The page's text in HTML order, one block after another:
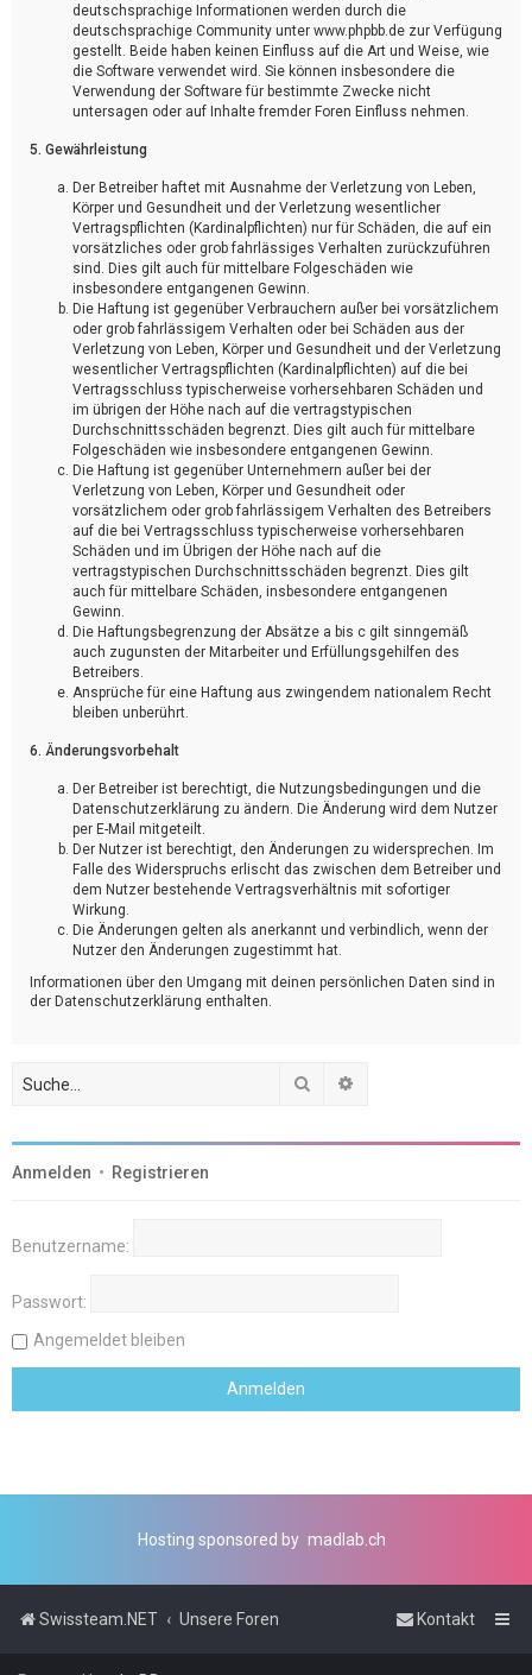
deutschsprachige Informationen werden durch die
deutschsprachige Community unter www.phpbb.de zur Verfügung
gestellt. Beide haben keinen Einfluss auf die Art und Weise, wie
die Software verwendet wird. Sie können insbesondere die
Verwendung der Software für bestimmte Zwecke nicht
untersagen oder auf Inhalte fremder Foren Einfluss nehmen.
5. Gewährleistung
Der Betreiber haftet mit Ausnahme der Verletzung von Leben,
Körper und Gesundheit und der Verletzung wesentlicher
Vertragspflichten (Kardinalpflichten) nur für Schäden, die auf ein
vorsätzliches oder grob fahrlässiges Verhalten zurückzuführen
sind. Dies gilt auch für mittelbare Folgeschäden wie
insbesondere entgangenen Gewinn.
Die Haftung ist gegenüber Verbrauchern außer bei vorsätzlichem
oder grob fahrlässigem Verhalten oder bei Schäden aus der
Verletzung von Leben, Körper und Gesundheit und der Verletzung
wesentlicher Vertragspflichten (Kardinalpflichten) auf die bei
Vertragsschluss typischerweise vorhersehbaren Schäden und
im übrigen der Höhe nach auf die vertragstypischen
Durchschnittsschäden begrenzt. Dies gilt auch für mittelbare
Folgeschäden wie insbesondere entgangenen Gewinn.
Die Haftung ist gegenüber Unternehmern außer bei der
Verletzung von Leben, Körper und Gesundheit oder
vorsätzlichem oder grob fahrlässigem Verhalten des Betreibers
auf die bei Vertragsschluss typischerweise vorhersehbaren
Schäden und im Übrigen der Höhe nach auf die
vertragstypischen Durchschnittsschäden begrenzt. Dies gilt
auch für mittelbare Schäden, insbesondere entgangenen
Gewinn.
Die Haftungsbegrenzung der Absätze a bis c gilt sinngemäß
auch zugunsten der Mitarbeiter und Erfüllungsgehilfen des
Betreibers.
Ansprüche für eine Haftung aus zwingendem nationalem Recht
bleiben unberührt.
6. Änderungsvorbehalt
Der Betreiber ist berechtigt, die Nutzungsbedingungen und die
Datenschutzerklärung zu ändern. Die Änderung wird dem Nutzer
per E-Mail mitgeteilt.
Der Nutzer ist berechtigt, den Änderungen zu widersprechen. Im
Falle des Widerspruchs erlischt das zwischen dem Betreiber und
dem Nutzer bestehende Vertragsverhältnis mit sofortiger
Wirkung.
Die Änderungen gelten als anerkannt und verbindlich, wenn der
Nutzer den Änderungen zugestimmt hat.
Informationen über den Umgang mit deinen persönlichen Daten sind in
der Datenschutzerklärung enthalten.
Suche
Anmelden • Registrieren
Benutzername:
Passwort:
Angemeldet bleiben
Hosting sponsored by madlab.ch
Swissteam.NET Unsere Foren Kontakt